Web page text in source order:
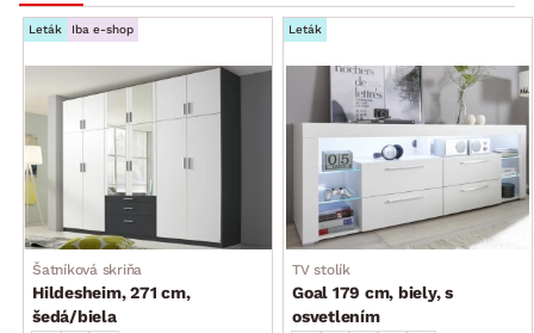
Leták Iba e-shop
Šatníková skriňa
Hildesheim, 271 cm,
šedá/biela
Leták
TV stolík
Goal 179 cm, biely, s
osvetlením